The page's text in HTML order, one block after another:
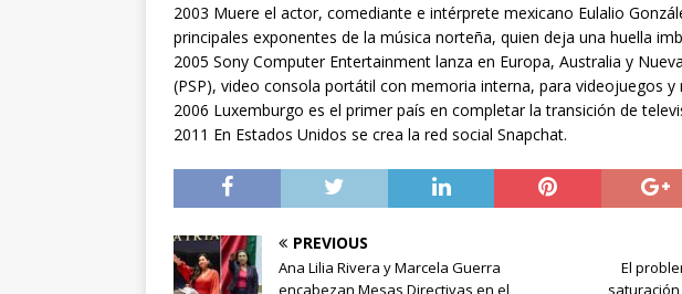
2003 Muere el actor, comediante e intérprete mexicano Eulalio
principales exponentes de la música norteña, quien deja una huella
2005 Sony Computer Entertainment lanza en Europa, Australia y
(PSP), video consola portátil con memoria interna, para videojuegos y
2006 Luxemburgo es el primer país en completar la transición de
2011 En Estados Unidos se crea la red social Snapchat.
PREVIOUS
Ana Lilia Rivera y Marcela Guerra
encabezan Mesas Directivas en el
El